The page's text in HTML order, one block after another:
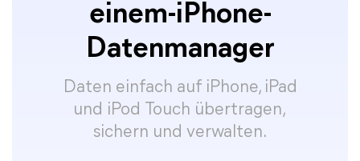
einem-iPhone-
Datenmanager
Daten einfach auf iPhone, iPad
und iPod Touch übertragen,
sichern und verwalten.